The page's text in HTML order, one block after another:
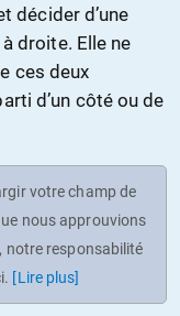
décider d’une
droite. Elle ne
ces deux
d’un côté ou de
votre champ de
nous approuvions
notre responsabilité
[Lire plus]